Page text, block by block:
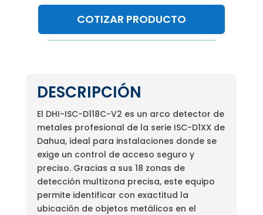
COTIZAR PRODUCTO
DESCRIPCIÓN
El DHI-ISC-D118C-V2 es un arco detector de
metales profesional de la serie ISC-D1XX de
Dahua, ideal para instalaciones donde se
exige un control de acceso seguro y
preciso. Gracias a sus 18 zonas de
detección multizona precisa, este equipo
permite identificar con exactitud la
ubicación de objetos metálicos en el